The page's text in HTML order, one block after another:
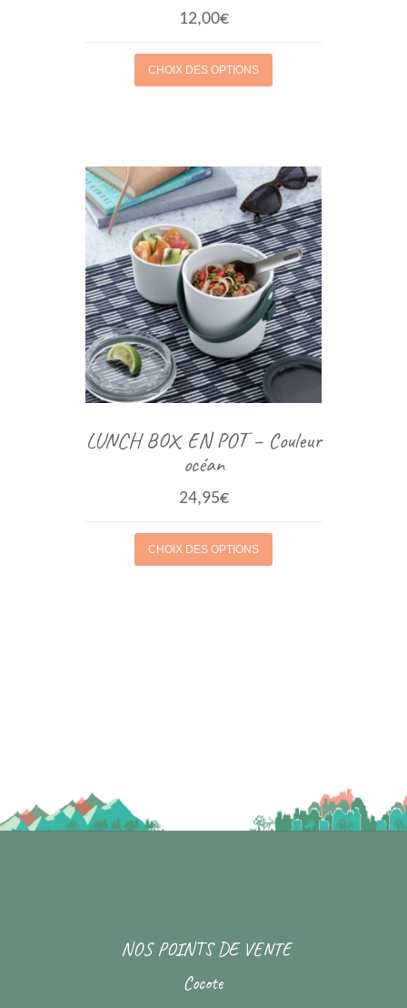
12,00€
CHOIX DES OPTIONS
LUNCH BOX EN POT – Couleur
océan
24,95€
CHOIX DES OPTIONS
NOS POINTS DE VENTE
Cocote